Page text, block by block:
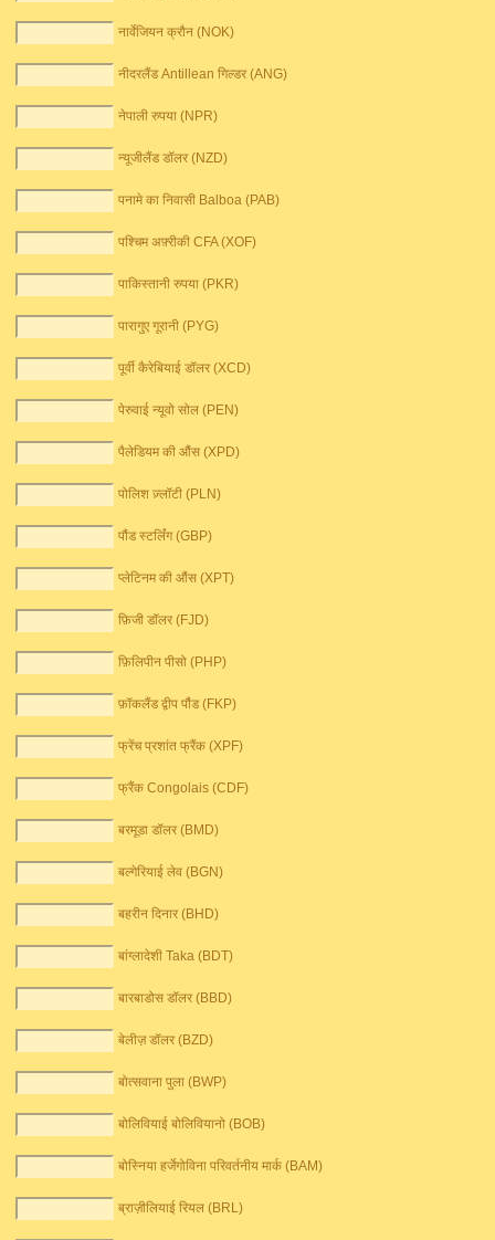
नार्वेजियन क्रौन (NOK)
नीदरलैंड Antillean गिल्डर (ANG)
नेपाली रुपया (NPR)
न्यूजीलैंड डॉलर (NZD)
पनामे का निवासी Balboa (PAB)
पश्चिम अफ़्रीकी CFA (XOF)
पाकिस्तानी रुपया (PKR)
पारागुए गूरानी (PYG)
पूर्वी कैरेबियाई डॉलर (XCD)
पेरुवाई न्यूवो सोल (PEN)
पैलेडियम की औंस (XPD)
पोलिश ज़्लॉटी (PLN)
पौंड स्टर्लिंग (GBP)
प्लेटिनम की औंस (XPT)
फ़िजी डॉलर (FJD)
फ़िलिपीन पीसो (PHP)
फ़ॉकलैंड द्वीप पौंड (FKP)
फ्रेंच प्रशांत फ्रैंक (XPF)
फ्रैंक Congolais (CDF)
बरमूडा डॉलर (BMD)
बल्गेरियाई लेव (BGN)
बहरीन दिनार (BHD)
बांग्लादेशी Taka (BDT)
बारबाडोस डॉलर (BBD)
बेलीज़ डॉलर (BZD)
बोत्सवाना पुला (BWP)
बोलिवियाई बोलिवियानो (BOB)
बोस्निया हर्जेगोविना परिवर्तनीय मार्क (BAM)
ब्राज़ीलियाई रियल (BRL)